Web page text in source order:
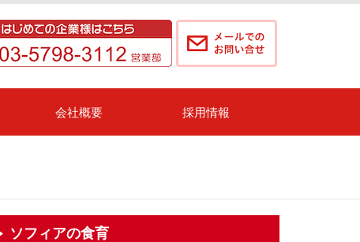
会社概要 採用情報
ソフィアの食育